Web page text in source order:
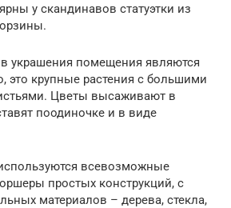
у скандинавов статуэтки из
украшения помещения являются
это крупные растения с большими
Цветы высаживают в
поодиночке и в виде
всевозможные
простых конструкций, с
материалов – дерева, стекла,